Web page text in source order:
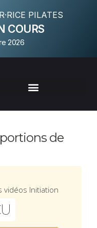
PILATES
COURS
2026
de
vidéos Initiation